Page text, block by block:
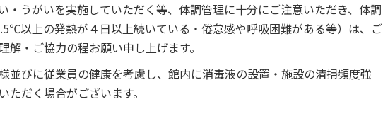
・うがいを実施していただく等、体調管理に十分にご注意いただき、体調
以上の発熱が４日以上続いている・倦怠感や呼吸困難がある等）は、ご
・ご協力の程お願い申し上げます。
並びに従業員の健康を考慮し、館内に消毒液の設置・施設の清掃頻度強
だく場合がございます。